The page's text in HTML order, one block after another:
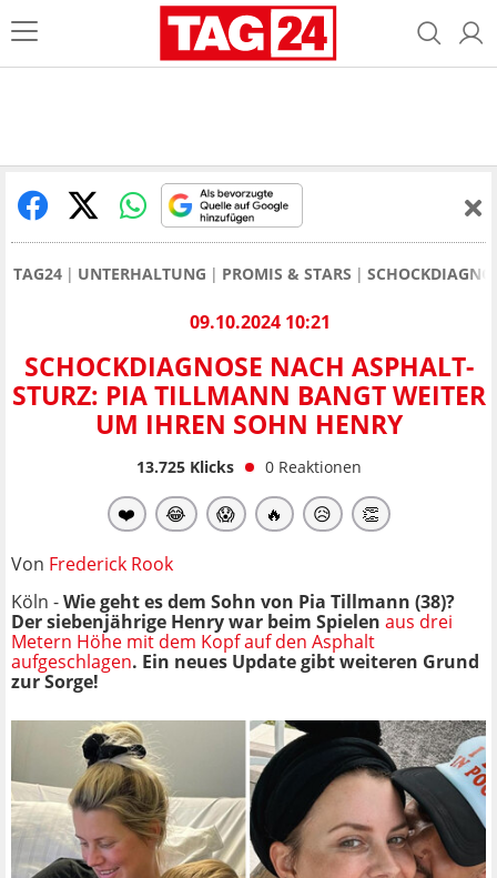
TAG24 UNTERHALTUNG PROMIS & STARS
09.10.2024 10:21
SCHOCKDIAGNOSE NACH ASPHALT-
STURZ: PIA TILLMANN BANGT WEITER
UM IHREN SOHN HENRY
13.725Klicks 0 Reaktionen
❤️ 😂 😱 🔥 😥 👏
Von Frederick Rook
Köln -Wie geht es dem Sohn von Pia Tillmann (38)?
Der siebenjährige Henry war beim Spielen aus drei
Metern Höhe mit dem Kopf auf den Asphalt
aufgeschlagen. Ein neues Update gibt weiteren Grund
zur Sorge!